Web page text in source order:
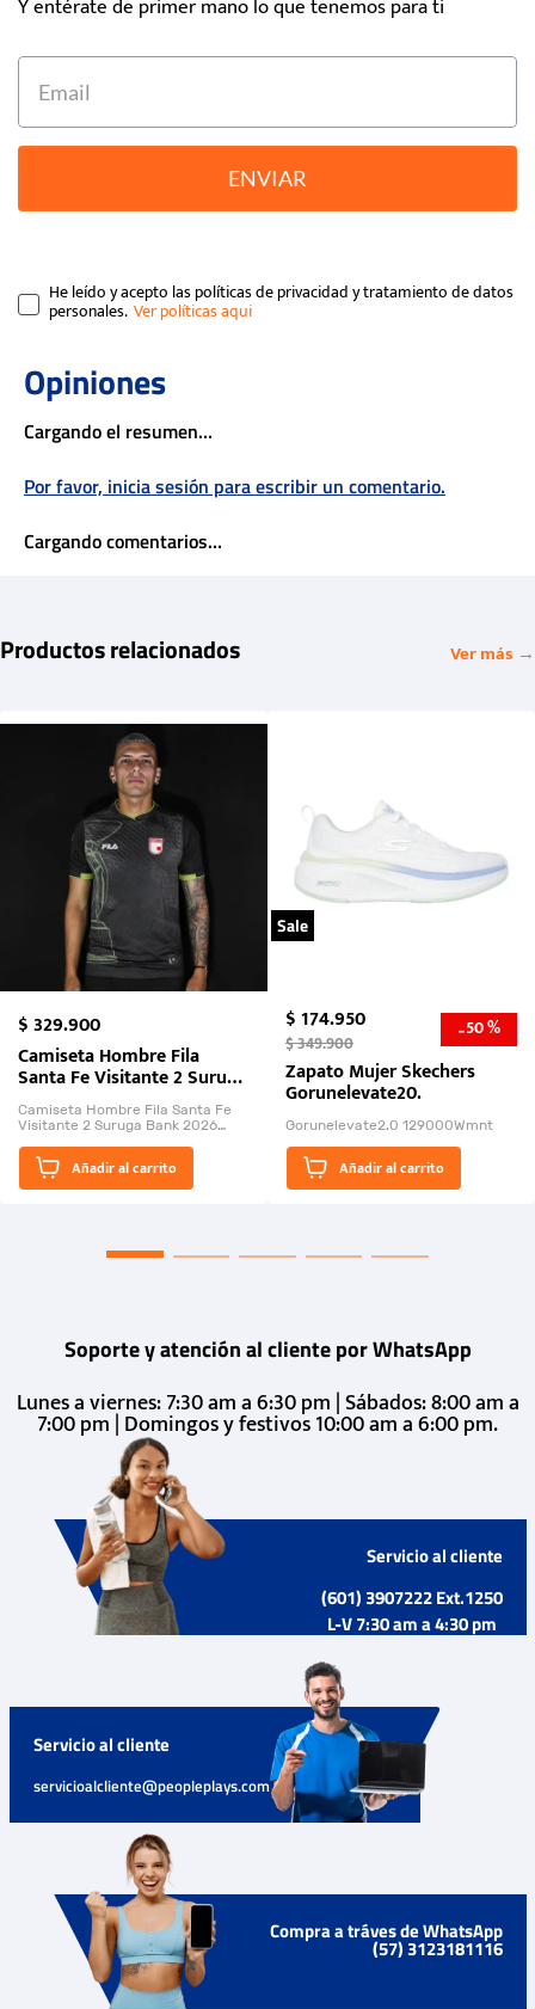
Y entérate de primer mano lo que tenemos para ti
ENVIAR
He leído y acepto las políticas de privacidad y tratamiento de datos
personales.
Cargando el resumen…
Por favor, inicia sesión para escribir un comentario.
Cargando comentarios…
Productos relacionados Ver más →
$329.900
Camiseta Hombre Fila
Santa Fe Visitante 2 Suruga
Bank 2026
Camiseta Hombre Fila Santa Fe
Visitante 2 Suruga Bank 2026
El Rugido del Sol Naciente:
“Primeros para la Et...
Añadir al carrito
Sale
$174.950
$349.900 -50 %
Zapato Mujer Skechers
Gorunelevate20.
Gorunelevate2.0 129000Wmnt
Añadir al carrito
Soporte y atención al cliente por WhatsApp
Lunes a viernes: 7:30 am a 6:30 pm | Sábados: 8:00 am a
7:00 pm | Domingos y festivos 10:00 am a 6:00 pm.
Servicio al cliente
(601) 3907222 Ext.1250
L-V 7:30 am a 4:30 pm
Servicio al cliente
servicioalcliente@peopleplays.com
Compra a tráves de WhatsApp
(57) 3123181116